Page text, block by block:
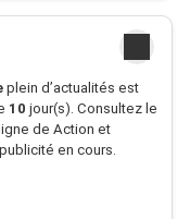
plein d’actualités est
10 jour(s). Consultez le
de Action et
en cours.